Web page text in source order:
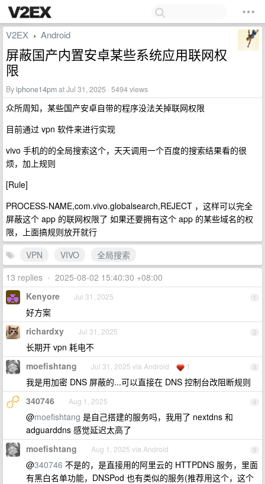
V2EX › Android
屏蔽国产内置安卓某些系统应用联网权
限
Byiphone14pmat Jul 31, 2025 · 5494 views
众所周知，某些国产安卓自带的程序没法关掉联网权限
目前通过 vpn 软件来进行实现
vivo 手机的的全局搜索这个，天天调用一个百度的搜索结果看的很
烦，加上规则
[Rule]
PROCESS-NAME,com.vivo.globalsearch,REJECT ，这样可以完全
屏蔽这个 app 的联网权限了 如果还要拥有这个 app 的某些域名的权
限，上面搞规则放开就行
VPN
VIVO
全局搜索
13 replies • 2025-08-02 15:40:30 +08:00
1
Kenyore Jul 31, 2025
好方案
2
richardxy Jul 31, 2025
长期开 vpn 耗电不
3
moefishtang Jul 31, 2025 via Android 1
我是用加密 DNS 屏蔽的...可以直接在 DNS 控制台改阻断规则
4
340746 Aug 1, 2025
@moefishtang 是自己搭建的服务吗，我用了 nextdns 和
adguarddns 感觉延迟太高了
5
moefishtang Aug 1, 2025 via Android
@340746 不是的，是直接用的阿里云的 HTTPDNS 服务，里面
有黑白名单功能，DNSPod 也有类似的服务(推荐用这个，这个